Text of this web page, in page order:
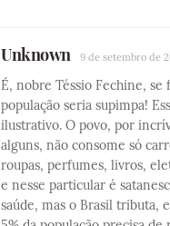
Unknown 9 de setembro de
É, nobre Téssio Fechine, se
população seria supimpa!
ilustrativo. O povo, por
alguns, não consome só
roupas, perfumes, livros,
e nesse particular é
saúde, mas o Brasil tributa,